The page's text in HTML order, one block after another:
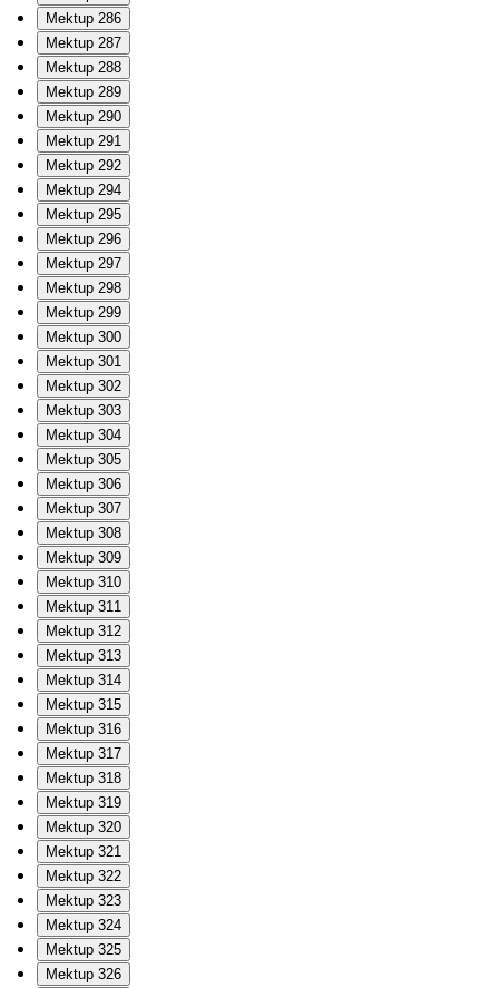
Mektup 286
Mektup 287
Mektup 288
Mektup 289
Mektup 290
Mektup 291
Mektup 292
Mektup 294
Mektup 295
Mektup 296
Mektup 297
Mektup 298
Mektup 299
Mektup 300
Mektup 301
Mektup 302
Mektup 303
Mektup 304
Mektup 305
Mektup 306
Mektup 307
Mektup 308
Mektup 309
Mektup 310
Mektup 311
Mektup 312
Mektup 313
Mektup 314
Mektup 315
Mektup 316
Mektup 317
Mektup 318
Mektup 319
Mektup 320
Mektup 321
Mektup 322
Mektup 323
Mektup 324
Mektup 325
Mektup 326